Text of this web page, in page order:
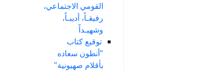
القومي الاجتماعي،
رفيقـاً، أديبـاً،
وشهيـداً
توقيع كتاب
"أنطون سعاده
بأقلام صهيونية"